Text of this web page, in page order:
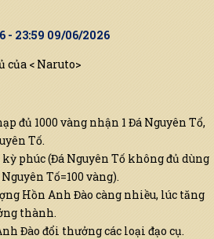
- 23:59 09/06/2026
của < Naruto>
đủ 1000 vàng nhận 1 Đá Nguyên Tổ,
Tố.
phúc (Đá Nguyên Tố không đủ dùng
Tố=100 vàng).
Hồn Anh Đào càng nhiều, lúc tăng
thành.
Đào đổi thưởng các loại đạo cụ.